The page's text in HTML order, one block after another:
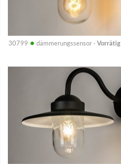
30799 • dämmerungssensor · Vorrätig
Info